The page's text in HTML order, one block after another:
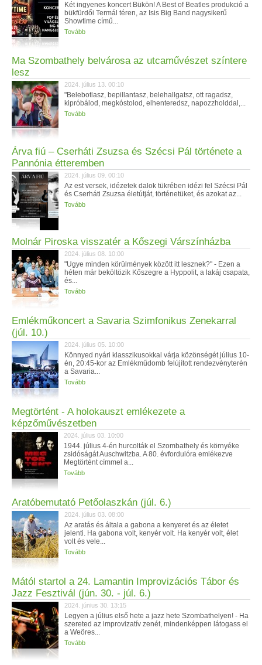
Két ingyenes koncert Bükön! A Best of Beatles produkció a
bükfürdői Termál téren, az Isis Big Band nagysikerű
Showtime című...
Tovább
Ma Szombathely belvárosa az utcaművészet színtere
lesz
2024. július 13. 00:10
"Belebotlasz, bepillantasz, belehallgatsz, ott ragadsz,
kipróbálod, megkóstolod, elhenteredsz, napozzholddal,...
Tovább
Árva fiú – Cserháti Zsuzsa és Szécsi Pál története a
Pannónia étteremben
2024. július 09. 00:10
Az est versek, idézetek dalok tükrében idézi fel Szécsi Pál
és Cserháti Zsuzsa életútját, történetüket, és azokat az...
Tovább
Molnár Piroska visszatér a Kőszegi Várszínházba
2024. július 08. 10:00
"Ugye minden körülmények között itt lesznek?" - Ezen a
héten már beköltözik Kőszegre a Hyppolit, a lakáj csapata,
és...
Tovább
Emlékműkoncert a Savaria Szimfonikus Zenekarral
(júl. 10.)
2024. július 05. 10:00
Könnyed nyári klasszikusokkal várja közönségét július 10-
én, 20:45-kor az Emlékműdomb felújított rendezvényterén
a Savaria...
Tovább
Megtörtént - A holokauszt emlékezete a
képzőművészetben
2024. július 03. 10:00
1944. július 4-én hurcolták el Szombathely és környéke
zsidóságát Auschwitzba. A 80. évfordulóra emlékezve
Megtörtént címmel a...
Tovább
Aratóbemutató Petőolaszkán (júl. 6.)
2024. július 03. 08:00
Az aratás és általa a gabona a kenyeret és az életet
jelenti. Ha gabona volt, kenyér volt. Ha kenyér volt, élet
volt és vele...
Tovább
Mától startol a 24. Lamantin Improvizációs Tábor és
Jazz Fesztivál (jún. 30. - júl. 6.)
2024. június 30. 13:15
Legyen a július első hete a jazz hete Szombathelyen! - Ha
szereted az improvizatív zenét, mindenképpen látogass el
a Weöres...
Tovább